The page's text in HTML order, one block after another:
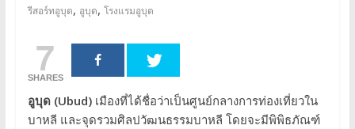
รีสอร์ทอูบุด, อูบุด, โรงแรมอูบุด
7
SHARES
อูบุด (Ubud) เมืองที่ได้ชื่อว่าเป็นศูนย์กลางการท่องเที่ยวใน
บาหลี และจุดรวมศิลปวัฒนธรรมบาหลี โดยจะมีพิพิธภัณฑ์